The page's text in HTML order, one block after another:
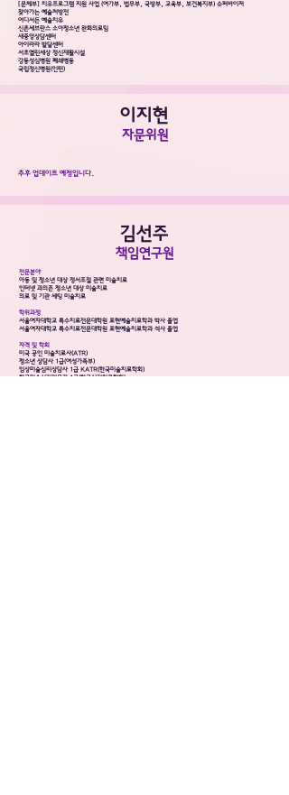
[문체부] 치유프로그램 지원 사업 (여가부, 법무부, 국방부, 교육부, 보건복지부) 슈퍼바이저
찾아가는 예술처방전
어디서든 예술치유
신촌세브란스 소아청소년 완화의료팀
새중앙상담센터
아이라라 발달센터
서초열린세상 정신재활시설
강동성심병원 폐쇄병동
국립정신병원(인턴)
이지현
자문위원
추후 업데이트 예정입니다.
​김선주
​책임연구원
전문분야
아동 및 청소년 대상 정서조절 관련 미술치료
인터넷 과의존 청소년 대상 미술치료
의료 및 기관 세팅 미술치료
학위과정
서울여자대학교 특수치료전문대학원 표현예술치료학과 박사 졸업
서울여자대학교 특수치료전문대학원 표현예술치료학과 석사 졸업​
자격 및 학회
미국 공인 미술치료사(ATR)
청소년 상담사 1급(여성가족부)
​임상미술심리상담사 1급 KATR(한국미술치료학회)
한국미술심리전문가 1급(한국심리치료학회)